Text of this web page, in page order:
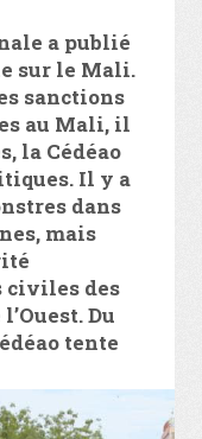
a publié
sur le Mali.
sanctions
au Mali, il
la Cédéao
Il y a
dans
mais
civiles des
Du
tente